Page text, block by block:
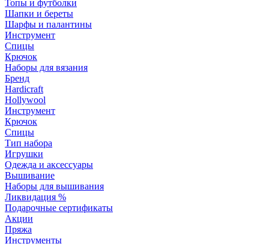
Топы и футболки
Шапки и береты
Шарфы и палантины
Инструмент
Спицы
Крючок
Наборы для вязания
Бренд
Hardicraft
Hollywool
Инструмент
Крючок
Спицы
Тип набора
Игрушки
Одежда и аксессуары
Вышивание
Наборы для вышивания
Ликвидация %
Подарочные сертификаты
Акции
Пряжа
Инструменты